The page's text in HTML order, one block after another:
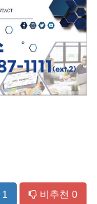
1 비추천 0